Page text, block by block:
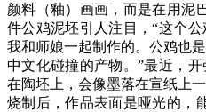
颜料（釉）画画，而是在用泥
件公鸡泥坯引人注目，“这个
我和师娘一起制作的。公鸡也
中文化碰撞的产物。”最近，
在陶坯上，会像墨落在宣纸上
烧制后，作品表面是哑光的，